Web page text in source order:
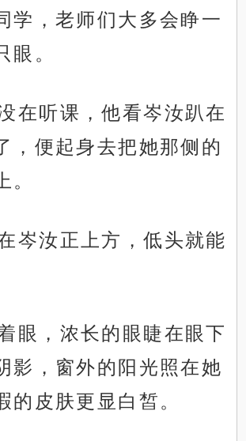
学，老师们大多会睁一
眼。
在听课，他看岑汝趴在
，便起身去把她那侧的
。
岑汝正上方，低头就能
眼，浓长的眼睫在眼下
影，窗外的阳光照在她
的皮肤更显白皙。